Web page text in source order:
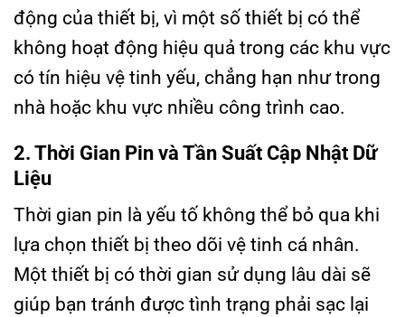
động của thiết bị, vì một số thiết bị có thể
không hoạt động hiệu quả trong các khu vực
có tín hiệu vệ tinh yếu, chẳng hạn như trong
nhà hoặc khu vực nhiều công trình cao.
2. Thời Gian Pin và Tần Suất Cập Nhật Dữ
Liệu
Thời gian pin là yếu tố không thể bỏ qua khi
lựa chọn thiết bị theo dõi vệ tinh cá nhân.
Một thiết bị có thời gian sử dụng lâu dài sẽ
giúp bạn tránh được tình trạng phải sạc lại